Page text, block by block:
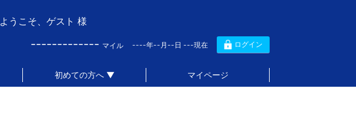
ようこそ、ゲスト 様
------------- マイル ----年--月--日 ---現在 ログイン
初めての方へ ▼ マイページ